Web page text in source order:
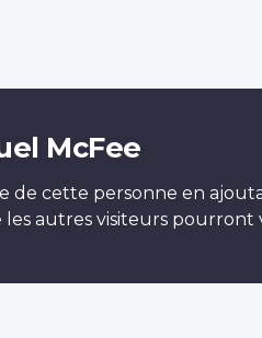
McFee
de cette personne en
les autres visiteurs pourront